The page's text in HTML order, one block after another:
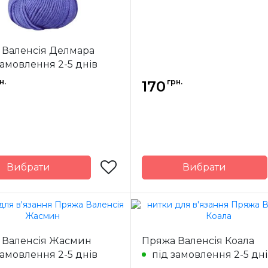
Делмара
2-5 днів
Вибрати
Valensia
Іспанія
100 гр.
130 м.
170 грн.
Вибрати
Бренд
Країна
Вага мотка
Метраж
Жасмин
2-5 днів
Пряжа Валенсія Коала
під замовлення 2-5